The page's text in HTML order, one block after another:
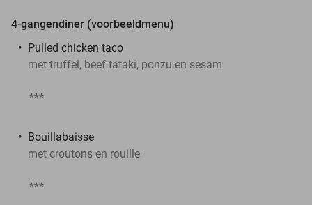
4-gangendiner (voorbeeldmenu)
Pulled chicken taco
met truffel, beef tataki, ponzu en sesam
***
Bouillabaisse
met croutons en rouille
***